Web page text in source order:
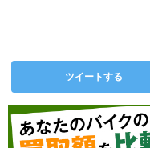
ツイートする